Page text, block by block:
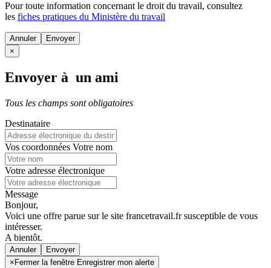
Pour toute information concernant le droit du travail, consultez
les fiches pratiques du Ministère du travail
Annuler
×
Envoyer à un ami
Tous les champs sont obligatoires
Destinataire
Vos coordonnées Votre nom
Votre adresse électronique
Message
Bonjour,
Voici une offre parue sur le site francetravail.fr susceptible de vous
intéresser.
A bientôt.
Annuler
× Fermer la fenêtre Enregistrer mon alerte